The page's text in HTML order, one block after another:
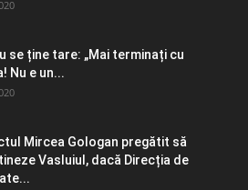
se ține tare: „Mai terminați cu
Nu e un...
Mircea Gologan pregătit să
Vasluiul, dacă Direcția de